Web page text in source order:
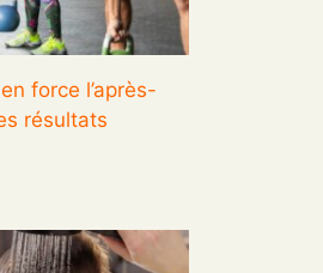
force l’après-
résultats